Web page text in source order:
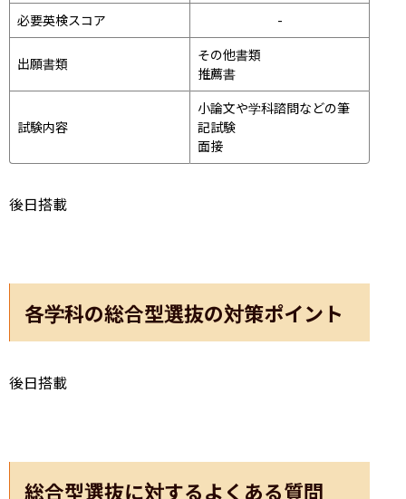
必要英検スコア
-
出願書類
その他書類
推薦書
試験内容
小論文や学科諮問などの筆
記試験
面接
後日搭載
各学科の総合型選抜の対策ポイント
後日搭載
総合型選抜に対するよくある質問